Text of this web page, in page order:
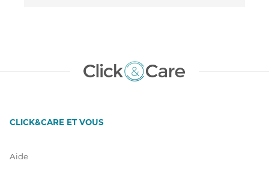
CLICK&CARE ET VOUS
Aide